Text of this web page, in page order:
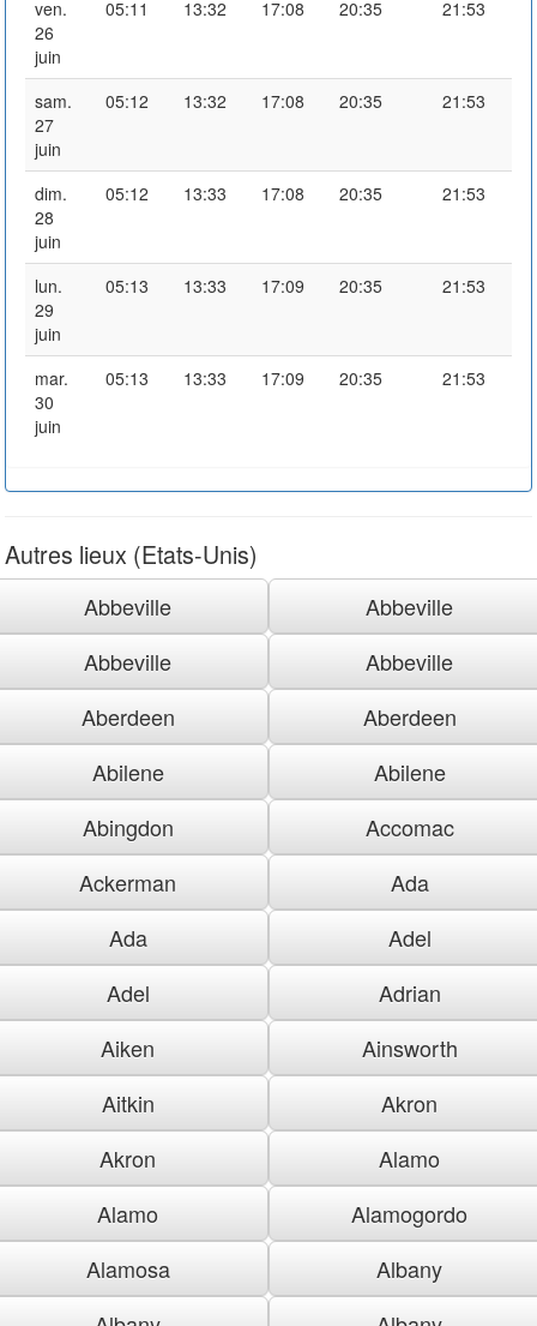
ven.
26
juin
05:11 13:32 17:08 20:35 21:53
sam.
27
juin
05:12 13:32 17:08 20:35 21:53
dim.
28
juin
05:12 13:33 17:08 20:35 21:53
lun.
29
juin
05:13 13:33 17:09 20:35 21:53
mar.
30
juin
05:13 13:33 17:09 20:35 21:53
Autres lieux (Etats-Unis)
Abbeville
Abbeville
Abbeville
Abbeville
Aberdeen
Aberdeen
Abilene
Abilene
Abingdon
Accomac
Ackerman
Ada
Ada
Adel
Adel
Adrian
Aiken
Ainsworth
Aitkin
Akron
Akron
Alamo
Alamo
Alamogordo
Alamosa
Albany